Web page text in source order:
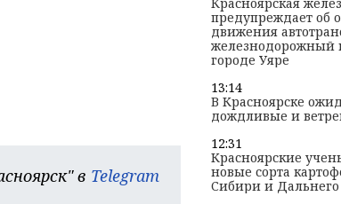
в Telegram
предупреждает об
движения
железнодорожный
городе Уяре
13:14
В Красноярске
дождливые и
12:31
Красноярские
новые сорта
Сибири и Дальнего